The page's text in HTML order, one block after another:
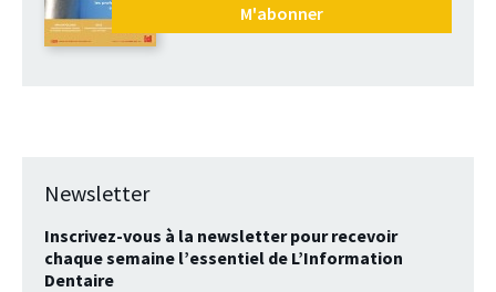
M'abonner
Newsletter
Inscrivez-vous à la newsletter pour recevoir
chaque semaine l’essentiel de L’Information
Dentaire